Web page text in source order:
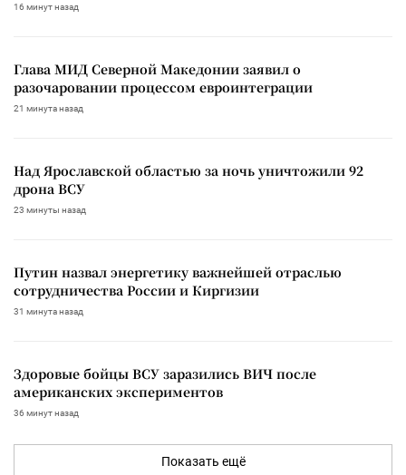
16 минут назад
Глава МИД Северной Македонии заявил о
разочаровании процессом евроинтеграции
21 минута назад
Над Ярославской областью за ночь уничтожили 92
дрона ВСУ
23 минуты назад
Путин назвал энергетику важнейшей отраслью
сотрудничества России и Киргизии
31 минута назад
Здоровые бойцы ВСУ заразились ВИЧ после
американских экспериментов
36 минут назад
Показать ещё